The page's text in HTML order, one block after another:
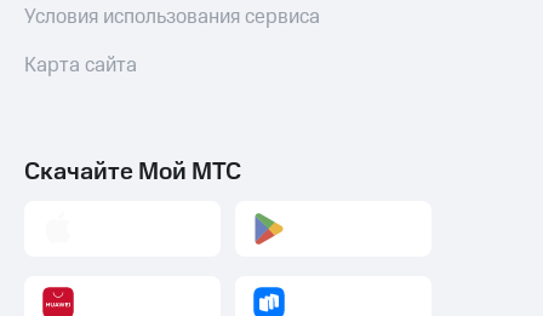
Условия использования сервиса
Карта сайта
Скачайте Мой МТС